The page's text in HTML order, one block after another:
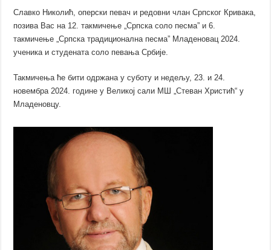
Славко Николић, оперски певач и редовни члан Српског Кривака,
позива Вас на 12. такмичење „Српска соло песма” и 6.
такмичење „Српска традиционална песма” Младеновац 2024.
ученика и студената соло певања Србије.
Такмичења ће бити одржана у суботу и недељу, 23. и 24.
новембра 2024. године у Великој сали МШ „Стеван Христић“ у
Младеновцу.